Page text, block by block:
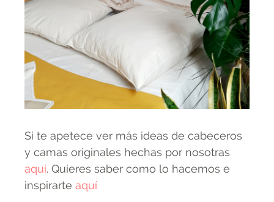
Si te apetece ver más ideas de cabeceros
y camas originales hechas por nosotras
aquí. Quieres saber como lo hacemos e
inspirarte aquí